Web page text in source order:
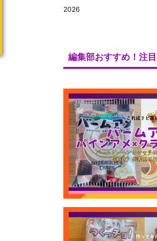
2026
編集部おすすめ！注目